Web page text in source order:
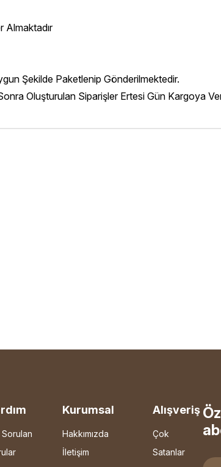
Almaktadır
Şekilde Paketlenip Gönderilmektedir.
Oluşturulan Siparişler Ertesi Gün Kargoya
Sorulan
Kurumsal
Hakkımızda
İletişim
Alışveriş
Çok
Satanlar